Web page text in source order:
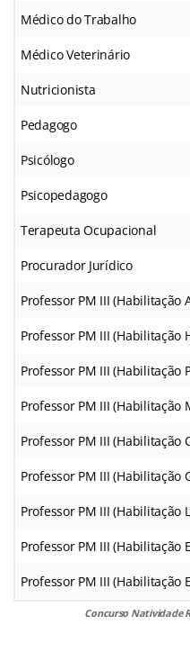
Médico do Trabalho
Médico Veterinário
Nutricionista
Pedagogo
Psicólogo
Psicopedagogo
Terapeuta Ocupacional
Procurador Jurídico
Professor PM III (Habilitação
Professor PM III (Habilitação
Professor PM III (Habilitação
Professor PM III (Habilitação
Professor PM III (Habilitação
Professor PM III (Habilitação
Professor PM III (Habilitação
Professor PM III (Habilitação
Professor PM III (Habilitação
Concurso Natividade